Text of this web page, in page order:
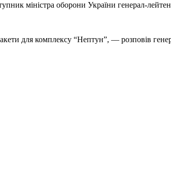
міністра оборони України генерал-
для комплексу “Нептун”, — розповів